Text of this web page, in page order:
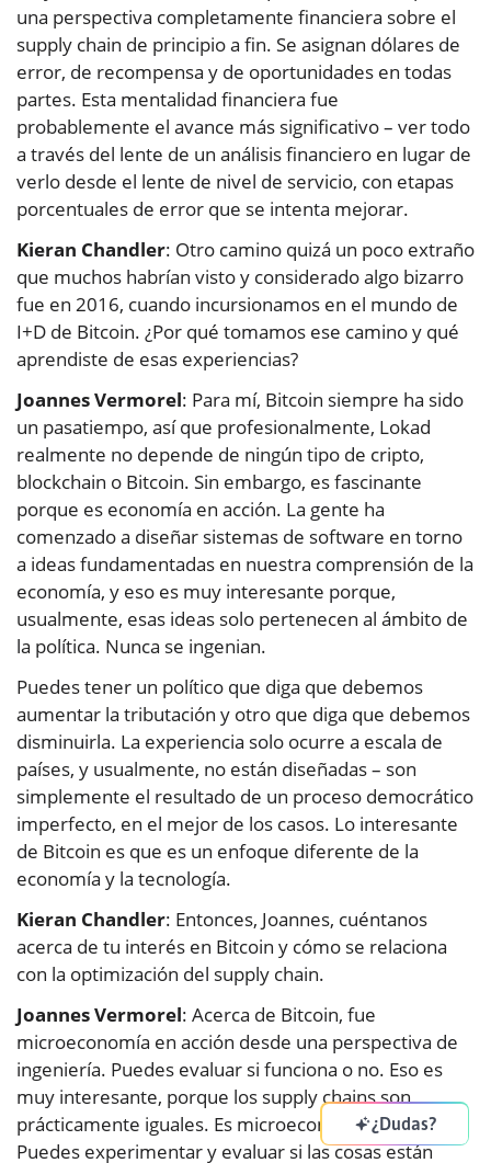
una perspectiva completamente financiera sobre el
supply chain de principio a fin. Se asignan dólares de
error, de recompensa y de oportunidades en todas
partes. Esta mentalidad financiera fue
probablemente el avance más significativo – ver todo
a través del lente de un análisis financiero en lugar de
verlo desde el lente de nivel de servicio, con etapas
porcentuales de error que se intenta mejorar.
Kieran Chandler: Otro camino quizá un poco extraño
que muchos habrían visto y considerado algo bizarro
fue en 2016, cuando incursionamos en el mundo de
I+D de Bitcoin. ¿Por qué tomamos ese camino y qué
aprendiste de esas experiencias?
Joannes Vermorel: Para mí, Bitcoin siempre ha sido
un pasatiempo, así que profesionalmente, Lokad
realmente no depende de ningún tipo de cripto,
blockchain o Bitcoin. Sin embargo, es fascinante
porque es economía en acción. La gente ha
comenzado a diseñar sistemas de software en torno
a ideas fundamentadas en nuestra comprensión de la
economía, y eso es muy interesante porque,
usualmente, esas ideas solo pertenecen al ámbito de
la política. Nunca se ingenian.
Puedes tener un político que diga que debemos
aumentar la tributación y otro que diga que debemos
disminuirla. La experiencia solo ocurre a escala de
países, y usualmente, no están diseñadas – son
simplemente el resultado de un proceso democrático
imperfecto, en el mejor de los casos. Lo interesante
de Bitcoin es que es un enfoque diferente de la
economía y la tecnología.
Kieran Chandler: Entonces, Joannes, cuéntanos
acerca de tu interés en Bitcoin y cómo se relaciona
con la optimización del supply chain.
Joannes Vermorel: Acerca de Bitcoin, fue
microeconomía en acción desde una perspectiva de
ingeniería. Puedes evaluar si funciona o no. Eso es
muy interesante, porque los supply chains son
prácticamente iguales. Es microeconomía en acción.
Puedes experimentar y evaluar si las cosas están
¿Dudas?